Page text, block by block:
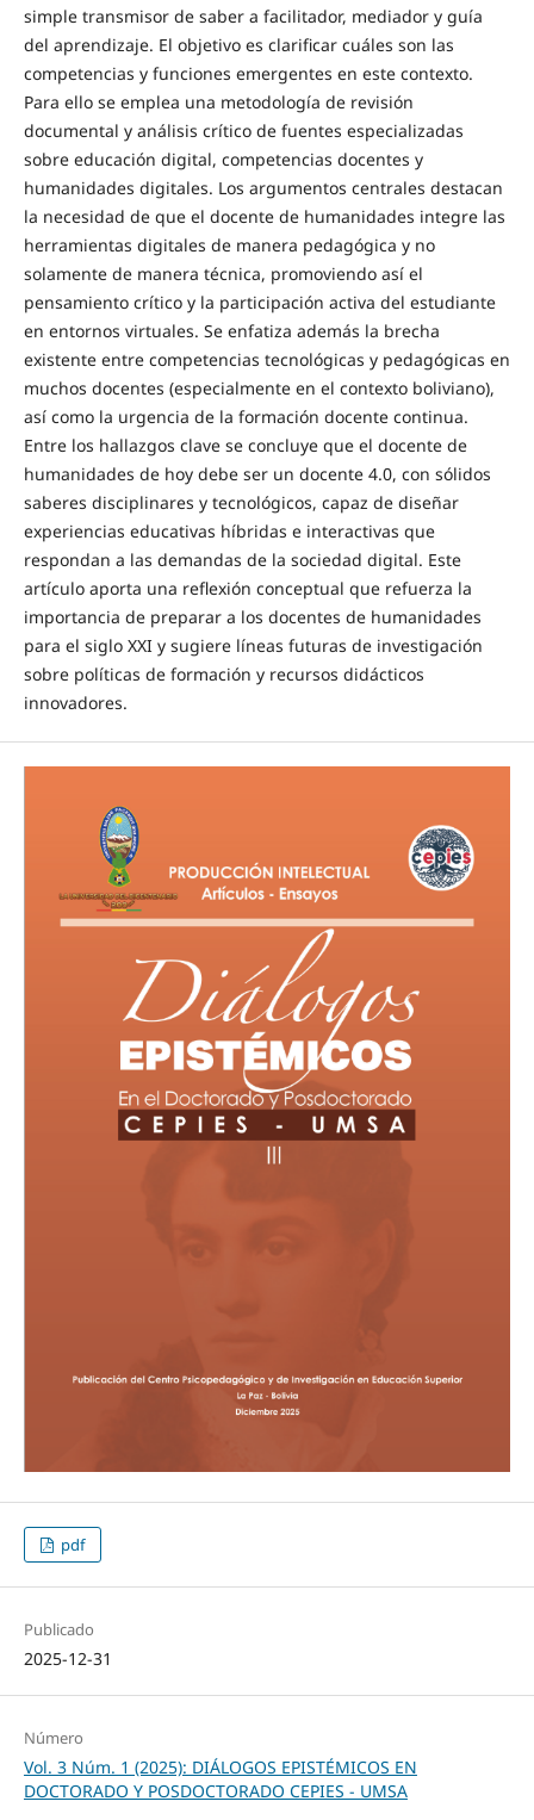
simple transmisor de saber a facilitador, mediador y guía
del aprendizaje. El objetivo es clarificar cuáles son las
competencias y funciones emergentes en este contexto.
Para ello se emplea una metodología de revisión
documental y análisis crítico de fuentes especializadas
sobre educación digital, competencias docentes y
humanidades digitales. Los argumentos centrales destacan
la necesidad de que el docente de humanidades integre las
herramientas digitales de manera pedagógica y no
solamente de manera técnica, promoviendo así el
pensamiento crítico y la participación activa del estudiante
en entornos virtuales. Se enfatiza además la brecha
existente entre competencias tecnológicas y pedagógicas en
muchos docentes (especialmente en el contexto boliviano),
así como la urgencia de la formación docente continua.
Entre los hallazgos clave se concluye que el docente de
humanidades de hoy debe ser un docente 4.0, con sólidos
saberes disciplinares y tecnológicos, capaz de diseñar
experiencias educativas híbridas e interactivas que
respondan a las demandas de la sociedad digital. Este
artículo aporta una reflexión conceptual que refuerza la
importancia de preparar a los docentes de humanidades
para el siglo XXI y sugiere líneas futuras de investigación
sobre políticas de formación y recursos didácticos
innovadores.
pdf
Publicado
2025-12-31
Número
Vol. 3 Núm. 1 (2025): DIÁLOGOS EPISTÉMICOS EN
DOCTORADO Y POSDOCTORADO CEPIES - UMSA